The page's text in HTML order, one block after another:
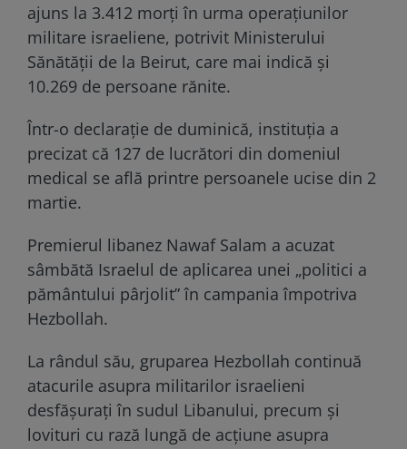
ajuns la 3.412 morți în urma operațiunilor
militare israeliene, potrivit Ministerului
Sănătății de la Beirut, care mai indică și
10.269 de persoane rănite.
Într-o declarație de duminică, instituția a
precizat că 127 de lucrători din domeniul
medical se află printre persoanele ucise din 2
martie.
Premierul libanez Nawaf Salam a acuzat
sâmbătă Israelul de aplicarea unei „politici a
pământului pârjolit” în campania împotriva
Hezbollah.
La rândul său, gruparea Hezbollah continuă
atacurile asupra militarilor israelieni
desfășurați în sudul Libanului, precum și
lovituri cu rază lungă de acțiune asupra